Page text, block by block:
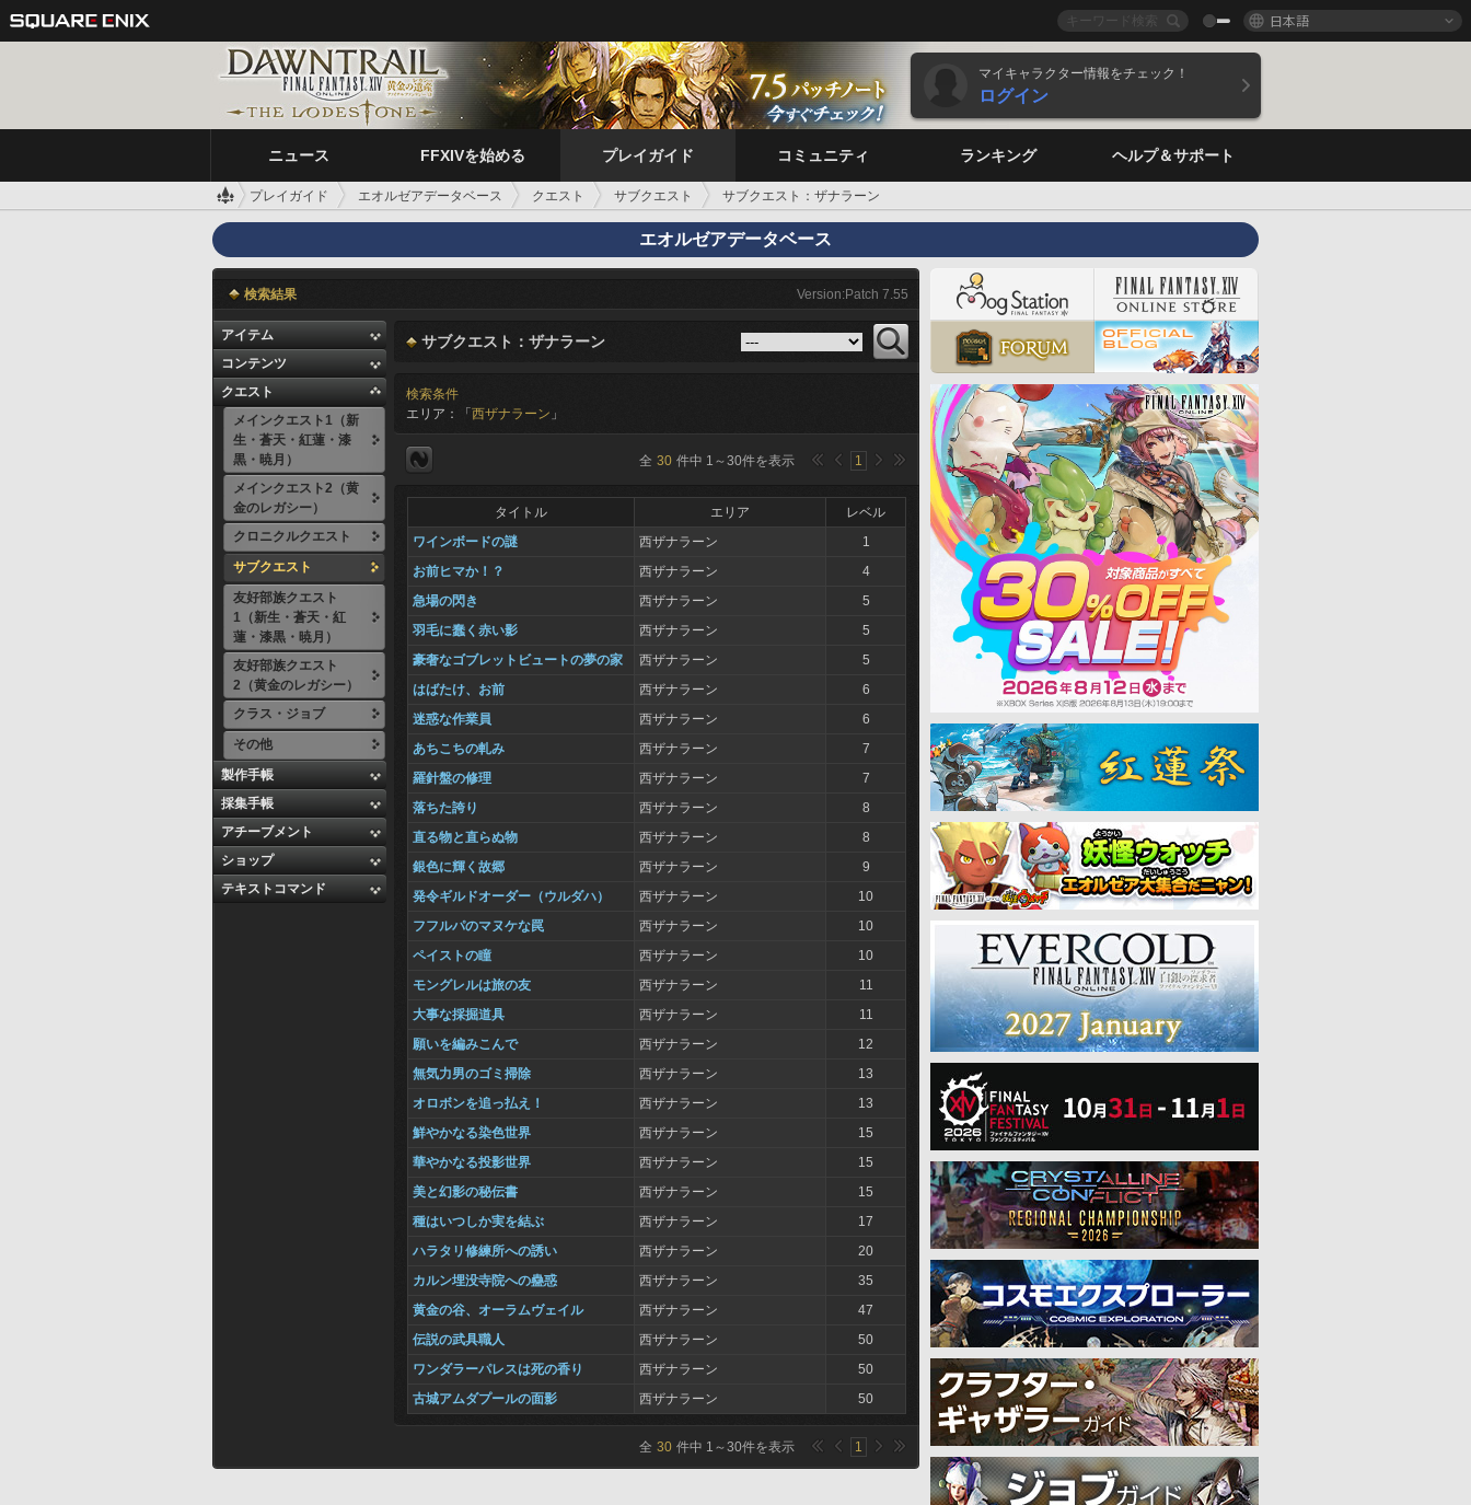
日本語
マイキャラクター情報をチェック！
ログイン
ニュース FFXIVを始める プレイガイド コミュニティ ランキング ヘルプ＆サポート
プレイガイド エオルゼアデータベース クエスト サブクエスト サブクエスト：ザナラーン
エオルゼアデータベース
検索結果 Version:Patch 7.55
アイテム
コンテンツ
クエスト
メインクエスト1（新
生・蒼天・紅蓮・漆
黒・暁月）
メインクエスト2（黄
金のレガシー）
クロニクルクエスト
サブクエスト
友好部族クエスト
1（新生・蒼天・紅
蓮・漆黒・暁月）
友好部族クエスト
2（黄金のレガシー）
クラス・ジョブ
その他
製作手帳
採集手帳
アチーブメント
ショップ
テキストコマンド
サブクエスト：ザナラーン
検索条件
エリア：「 西ザナラーン 」
全 30 件中 1 ～30件を表示 1
タイトル エリア
レベル
ワインボードの謎
西ザナラーン
1
お前ヒマか！？
西ザナラーン
4
急場の閃き
西ザナラーン
5
羽毛に蠢く赤い影
西ザナラーン
5
豪奢なゴブレットビュートの夢の家
西ザナラーン
5
はばたけ、お前
西ザナラーン
6
迷惑な作業員
西ザナラーン
6
あちこちの軋み
西ザナラーン
7
羅針盤の修理
西ザナラーン
7
落ちた誇り
西ザナラーン
8
直る物と直らぬ物
西ザナラーン
8
銀色に輝く故郷
西ザナラーン
9
発令ギルドオーダー（ウルダハ）
西ザナラーン
10
フフルパのマヌケな罠
西ザナラーン
10
ペイストの瞳
西ザナラーン
10
モングレルは旅の友
西ザナラーン
11
大事な採掘道具
西ザナラーン
11
願いを編みこんで
西ザナラーン
12
無気力男のゴミ掃除
西ザナラーン
13
オロボンを追っ払え！
西ザナラーン
13
鮮やかなる染色世界
西ザナラーン
15
華やかなる投影世界
西ザナラーン
15
美と幻影の秘伝書
西ザナラーン
15
種はいつしか実を結ぶ
西ザナラーン
17
ハラタリ修練所への誘い
西ザナラーン
20
カルン埋没寺院への蠱惑
西ザナラーン
35
黄金の谷、オーラムヴェイル
西ザナラーン
47
伝説の武具職人
西ザナラーン
50
ワンダラーパレスは死の香り
西ザナラーン
50
古城アムダプールの面影
西ザナラーン 50
全 30 件中 1 ～30件を表示 1